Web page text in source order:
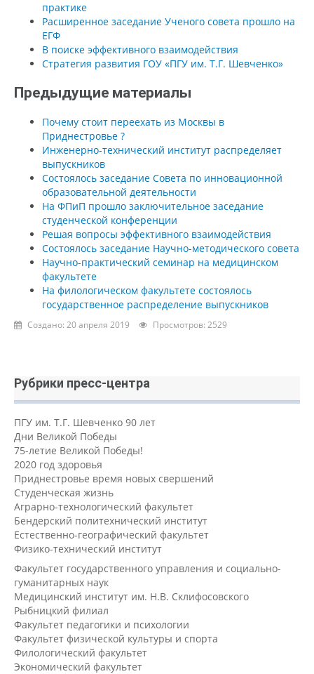
практике
Расширенное заседание Ученого совета прошло на
ЕГФ
В поиске эффективного взаимодействия
Стратегия развития ГОУ «ПГУ им. Т.Г. Шевченко»
Предыдущие материалы
Почему стоит переехать из Москвы в
Приднестровье ?
Инженерно-технический институт распределяет
выпускников
Состоялось заседание Совета по инновационной
образовательной деятельности
На ФПиП прошло заключительное заседание
студенческой конференции
Решая вопросы эффективного взаимодействия
Состоялось заседание Научно-методического совета
Научно-практический семинар на медицинском
факультете
На филологическом факультете состоялось
государственное распределение выпускников
Создано: 20 апреля 2019 Просмотров: 2529
Рубрики пресс-центра
ПГУ им. Т.Г. Шевченко 90 лет
Дни Великой Победы
75-летие Великой Победы!
2020 год здоровья
Приднестровье время новых свершений
Студенческая жизнь
Аграрно-технологический факультет
Бендерский политехнический институт
Естественно-географический факультет
Физико-технический институт
Факультет государственного управления и социально-
гуманитарных наук
Медицинский институт им. Н.В. Склифосовского
Рыбницкий филиал
Факультет педагогики и психологии
Факультет физической культуры и спорта
Филологический факультет
Экономический факультет